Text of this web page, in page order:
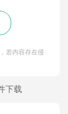
若内容存在侵
下载